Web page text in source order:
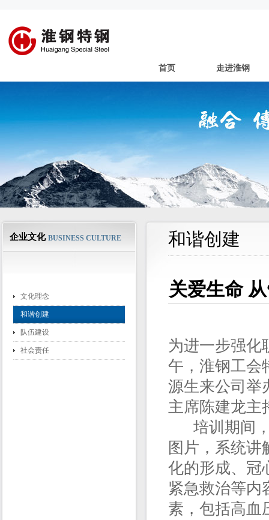
首页 走进淮钢
企业文化 BUSINESS CULTURE
文化理念
和谐创建
队伍建设
社会责任
和谐创建
关爱生命
为进一步强化
午，淮钢工会
源生来公司举
主席陈建龙主
培训期间，
图片，系统
化的形成、冠
紧急救治等内
素，包括高血